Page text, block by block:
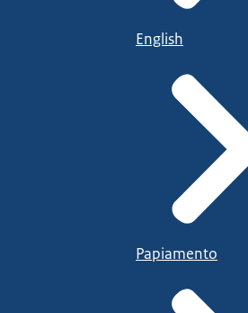
English
Papiamento